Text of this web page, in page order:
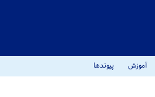
آموزش پیوندها